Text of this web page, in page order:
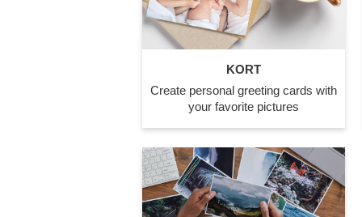
KORT
Create personal greeting cards with
your favorite pictures